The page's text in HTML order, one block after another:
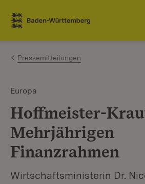
Zum Inhalt springen
Link zur Startseite
Pressemitteilungen
Europa
Hoffmeister-
Mehrjährigen
Finanzrahmen
Wirtschaftsministerin Dr.